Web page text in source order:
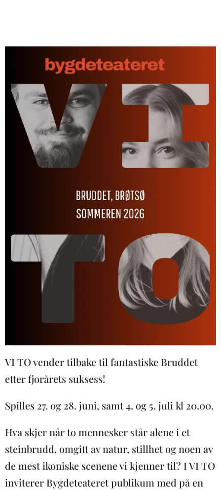
VI TO vender tilbake til fantastiske Bruddet
etter fjorårets suksess!
Spilles 27. og 28. juni, samt 4. og 5. juli kl 20.00.
Hva skjer når to mennesker står alene i et
steinbrudd, omgitt av natur, stillhet og noen av
de mest ikoniske scenene vi kjenner til? I VI TO
inviterer Bygdeteateret publikum med på en